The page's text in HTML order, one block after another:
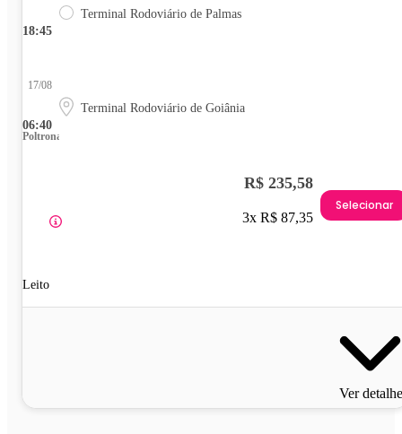
18:45
Terminal Rodoviário de Palmas
06:40
17/08
Terminal Rodoviário de Goiânia
Poltrona
Leito
R$ 235,58
3x R$ 87,35
Selecionar
Ver